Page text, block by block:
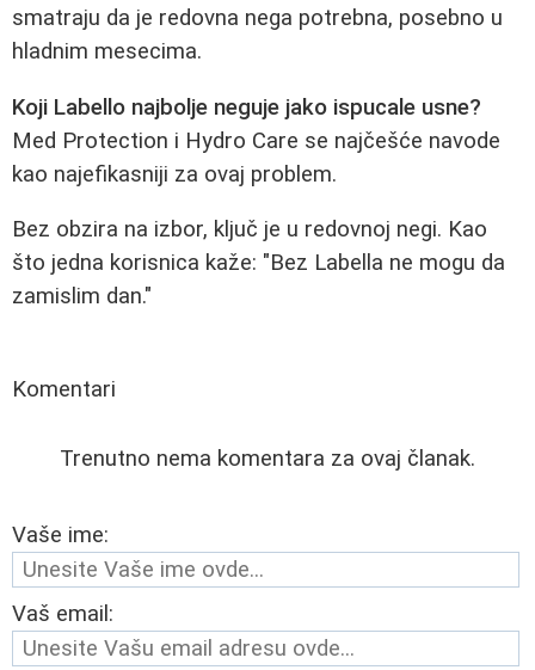
smatraju da je redovna nega potrebna, posebno u
hladnim mesecima.
Koji Labello najbolje neguje jako ispucale usne?
Med Protection i Hydro Care se najčešće navode
kao najefikasniji za ovaj problem.
Bez obzira na izbor, ključ je u redovnoj negi. Kao
što jedna korisnica kaže: "Bez Labella ne mogu da
zamislim dan."
Komentari
Trenutno nema komentara za ovaj članak.
Vaše ime:
Vaš email: